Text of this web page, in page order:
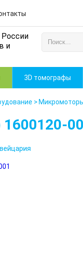
3D томографы
>